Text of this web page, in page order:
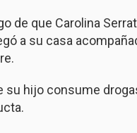
de que Carolina
a su casa
su hijo consume